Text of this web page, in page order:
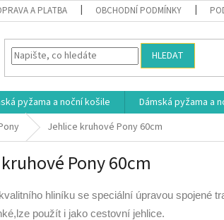
A PLATBA OBCHODNÍ PODMÍNKY
HLEDAT
pyžama a noční košile Dámská pyžama a
Jehlice kruhové Pony 60cm
Pony 60cm
hliníku se speciální úpravou spojené
použít i jako cestovní jehlice.